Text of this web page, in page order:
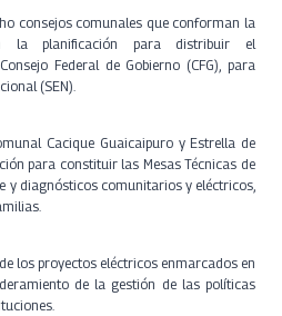
consejos comunales que conforman la
la planificación para distribuir el
Federal de Gobierno (CFG), para
(SEN).
Cacique Guaicaipuro y Estrella de
para constituir las Mesas Técnicas de
y diagnósticos comunitarios y eléctricos,
los proyectos eléctricos enmarcados en
de la gestión de las políticas